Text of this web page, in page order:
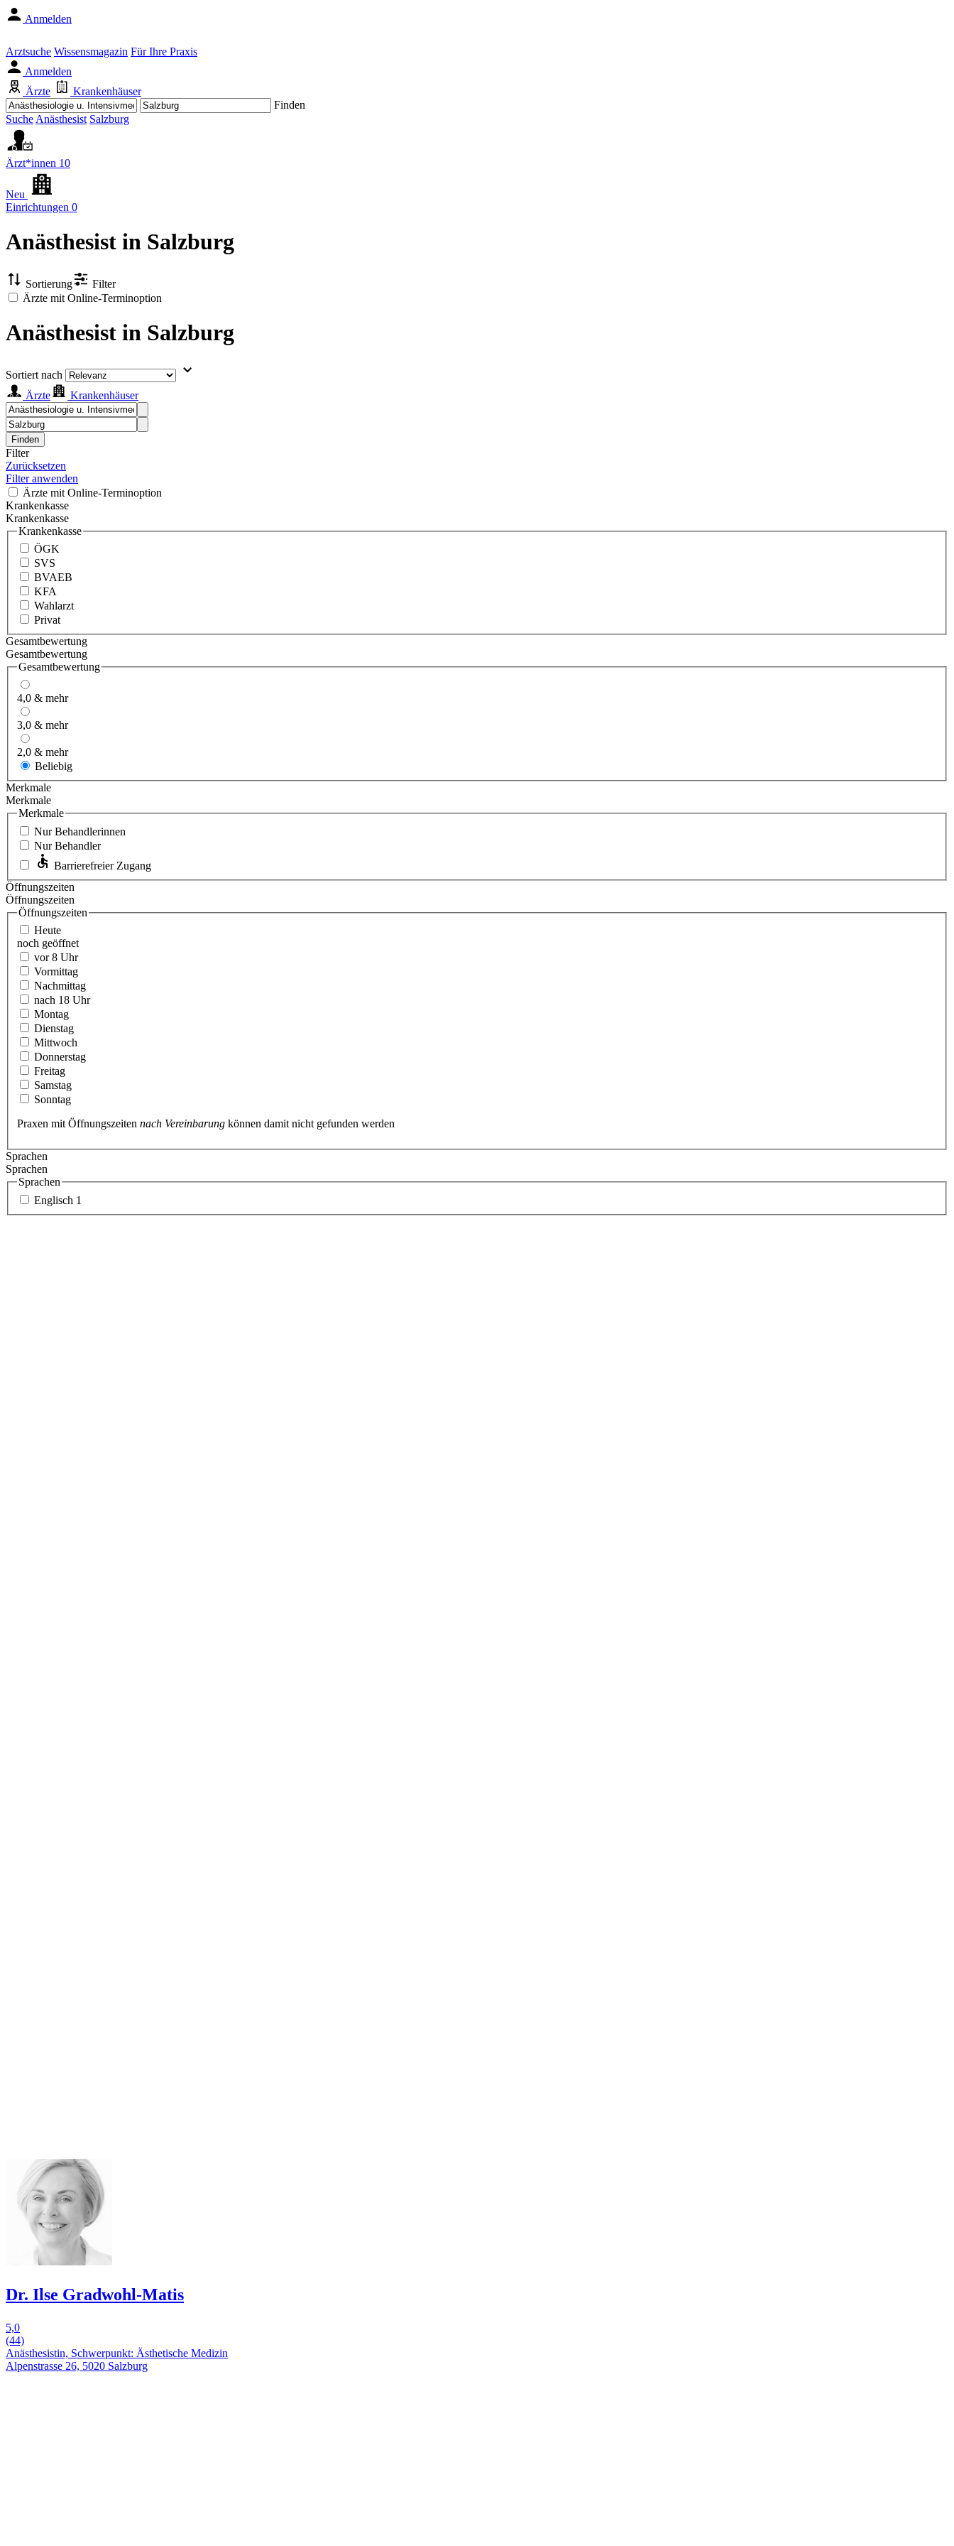
Anmelden
Arztsuche Wissensmagazin Für Ihre Praxis
Anmelden
Ärzte
Krankenhäuser
Finden
Suche Anästhesist Salzburg
Ärzt*innen 10
Neu
Einrichtungen 0
Anästhesist in Salzburg
Sortierung
Filter
Ärzte mit Online-Terminoption
Anästhesist in Salzburg
Sortiert nach
Ärzte
Krankenhäuser
Finden
Filter
Zurücksetzen
Filter anwenden
Ärzte mit Online-Terminoption
Krankenkasse
Krankenkasse
Krankenkasse
ÖGK
SVS
BVAEB
KFA
Wahlarzt
Privat
Gesamtbewertung
Gesamtbewertung
Gesamtbewertung
4,0 & mehr
3,0 & mehr
2,0 & mehr
Beliebig
Merkmale
Merkmale
Merkmale
Nur Behandlerinnen
Nur Behandler
Barrierefreier Zugang
Öffnungszeiten
Öffnungszeiten
Öffnungszeiten
Heute
noch geöffnet
vor 8 Uhr
Vormittag
Nachmittag
nach 18 Uhr
Montag
Dienstag
Mittwoch
Donnerstag
Freitag
Samstag
Sonntag
Praxen mit Öffnungszeiten nach Vereinbarung können damit nicht gefunden werden
Sprachen
Sprachen
Sprachen
Englisch 1
Dr. Ilse Gradwohl-Matis
5,0
(44)
Anästhesistin, Schwerpunkt: Ästhetische Medizin
Alpenstrasse 26, 5020 Salzburg